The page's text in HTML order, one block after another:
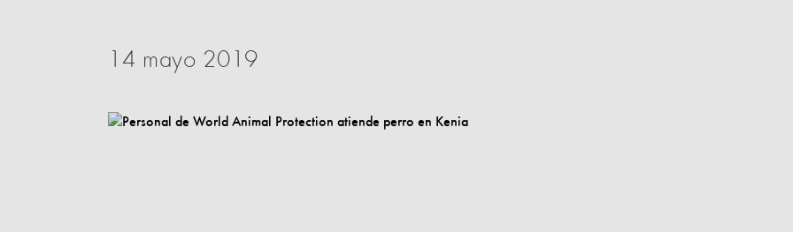
14 mayo 2019